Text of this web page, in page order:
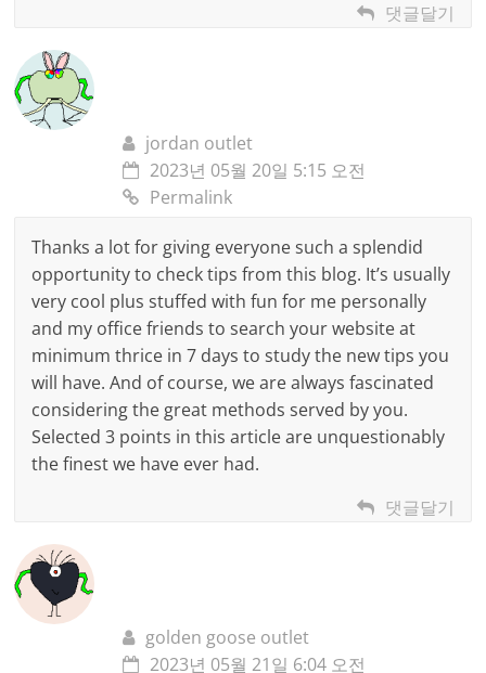
댓글달기
jordan outlet
2023년 05월 20일 5:15 오전
Permalink
Thanks a lot for giving everyone such a splendid
opportunity to check tips from this blog. It’s usually
very cool plus stuffed with fun for me personally
and my office friends to search your website at
minimum thrice in 7 days to study the new tips you
will have. And of course, we are always fascinated
considering the great methods served by you.
Selected 3 points in this article are unquestionably
the finest we have ever had.
댓글달기
golden goose outlet
2023년 05월 21일 6:04 오전